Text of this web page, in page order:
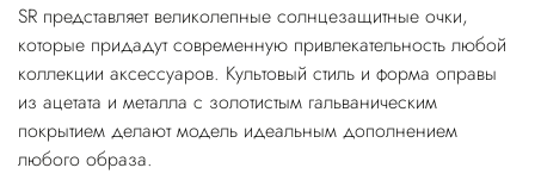
SR представляет великолепные солнцезащитные очки,
которые придадут современную привлекательность любой
коллекции аксессуаров. Культовый стиль и форма оправы
из ацетата и металла с золотистым гальваническим
покрытием делают модель идеальным дополнением
любого образа.